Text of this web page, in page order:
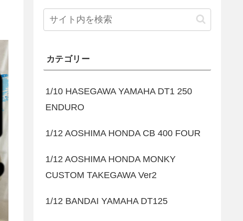
カテゴリー
1/10 HASEGAWA YAMAHA DT1 250
ENDURO
1/12 AOSHIMA HONDA CB 400 FOUR
1/12 AOSHIMA HONDA MONKY
CUSTOM TAKEGAWA Ver2
1/12 BANDAI YAMAHA DT125